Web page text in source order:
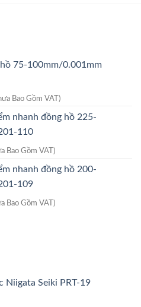
hồ 75-100mm/0.001mm
Bao Gồm VAT)
nhanh đồng hồ 225-
110
Bao Gồm VAT)
nhanh đồng hồ 200-
109
Bao Gồm VAT)
Niigata Seiki PRT-19